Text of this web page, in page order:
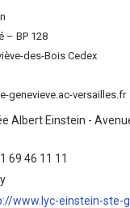
– BP 128
des-Bois Cedex
genevieve.ac-versailles.fr
Albert Einstein -
69 46 11 11
www.lyc-einstein-ste-